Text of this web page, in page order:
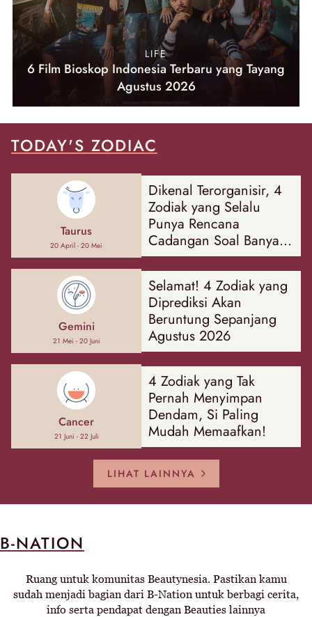
LIFE
6 Film Bioskop Indonesia Terbaru yang Tayang
Agustus 2026
TODAY'S ZODIAC
Taurus
20 April - 20 Mei
Dikenal Terorganisir, 4
Zodiak yang Selalu
Punya Rencana
Cadangan Soal Banyak
Hal
Gemini
21 Mei - 20 Juni
Selamat! 4 Zodiak yang
Diprediksi Akan
Beruntung Sepanjang
Agustus 2026
Cancer
21 Juni - 22 Juli
4 Zodiak yang Tak
Pernah Menyimpan
Dendam, Si Paling
Mudah Memaafkan!
LIHAT LAINNYA
B-NATION
Ruang untuk komunitas Beautynesia. Pastikan kamu
sudah menjadi bagian dari B-Nation untuk berbagi cerita,
info serta pendapat dengan Beauties lainnya